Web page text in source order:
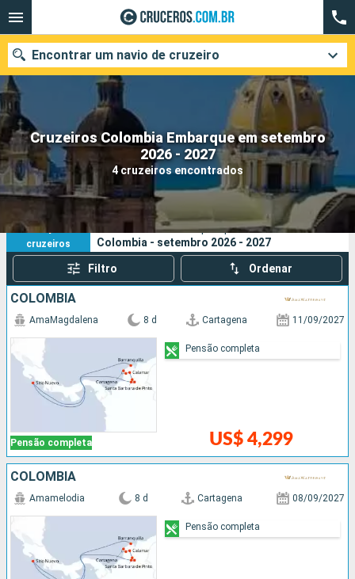
Cruzeiros Colombia Embarque em setembro
2026 - 2027
4 cruzeiros encontrados
Encontrar um navio de cruzeiro
Quando ir?
Data de partida
Cidades Companhias
Pesquisar
4
cruzeiros
Os seus critérios de pesquisa:
Colombia - setembro 2026 - 2027
Filtro Ordenar
COLOMBIA
Pensão completa
AmaMagdalena 8 d Cartagena 11/09/2027
US$ 4,299
Pensão completa
COLOMBIA
Amamelodia 8 d Cartagena 08/09/2027
Pensão completa